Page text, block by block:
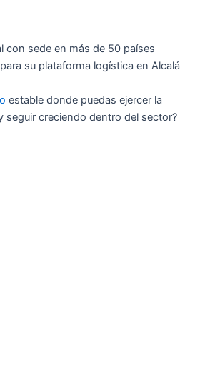
con sede en más de 50 países
su plataforma logística en Alcalá
estable donde puedas ejercer la
seguir creciendo dentro del sector?